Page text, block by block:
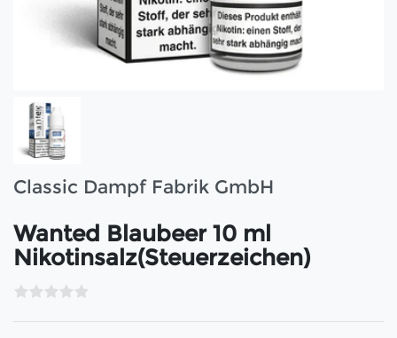
Classic Dampf Fabrik GmbH
Wanted Blaubeer 10 ml
Nikotinsalz(Steuerzeichen)